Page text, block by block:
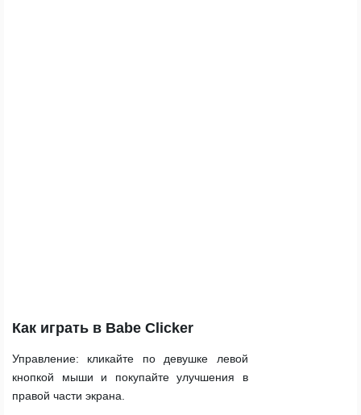
Как играть в Babe Clicker
Управление: кликайте по девушке левой
кнопкой мыши и покупайте улучшения в
правой части экрана.